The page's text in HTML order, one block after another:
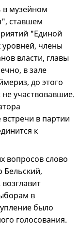
музейном
ставшем
"Единой
члены
власти, главы
в зале
до этого
участвовавшие.
в партии
к
вопросов слово
Бельский,
в
было
голосования.